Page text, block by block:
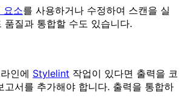
요소를 사용하거나 수정하여 스캔을 실
품질과 통합할 수도 있습니다.
인에 Stylelint 작업이 있다면 출력을 코
고서를 추가해야 합니다. 출력을 통합하